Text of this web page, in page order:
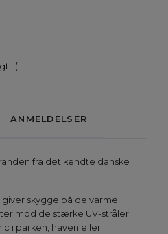
:(
ANMELDELSER
fra det kendte danske
skygge på de varme
mod de stærke UV-stråler.
i parken, haven eller